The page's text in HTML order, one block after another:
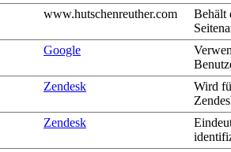
www.hutschenreuther.com
Behält
Google
Zendesk
Wird
Zendesk